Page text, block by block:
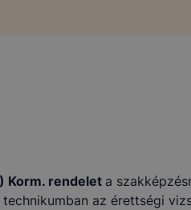
Korm. rendelet a
technikumban az érettségi